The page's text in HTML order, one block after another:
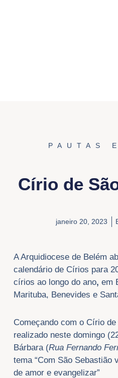
PAUTAS
Círio de
janeiro 20, 2023
A Arquidiocese de Belém
calendário de Círios para
círios ao longo do ano, em
Marituba, Benevides e
Começando com o Círio de
realizado neste domingo
Bárbara (Rua Fernando
tema “Com São Sebastião
de amor e evangelizar”